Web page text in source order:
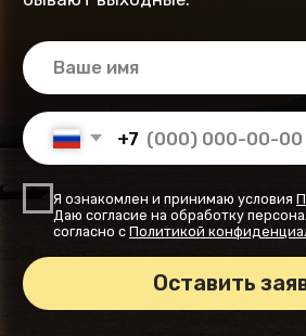
Расписание
Не откладывай жизнь на
Самое время — сейчас!
Я ознакомлен и принимаю условия
Оставить заявку